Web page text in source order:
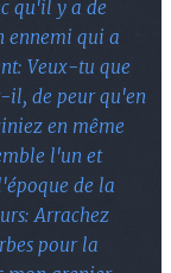
qu'il y a de
ennemi qui a
Veux-tu que
il, de peur qu'en
en même
l'un et
de la
Arrachez
pour la